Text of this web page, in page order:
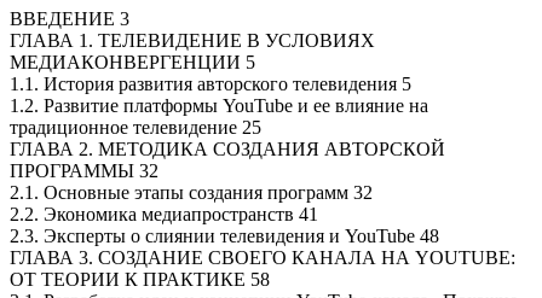
ВВЕДЕНИЕ 3
ГЛАВА 1. ТЕЛЕВИДЕНИЕ В УСЛОВИЯХ
МЕДИАКОНВЕРГЕНЦИИ 5
1.1. История развития авторского телевидения 5
1.2. Развитие платформы YouTube и ее влияние на
традиционное телевидение 25
ГЛАВА 2. МЕТОДИКА СОЗДАНИЯ АВТОРСКОЙ
ПРОГРАММЫ 32
2.1. Основные этапы создания программ 32
2.2. Экономика медиапространств 41
2.3. Эксперты о слиянии телевидения и YouTube 48
ГЛАВА 3. СОЗДАНИЕ СВОЕГО КАНАЛА НА YOUTUBE:
ОТ ТЕОРИИ К ПРАКТИКЕ 58